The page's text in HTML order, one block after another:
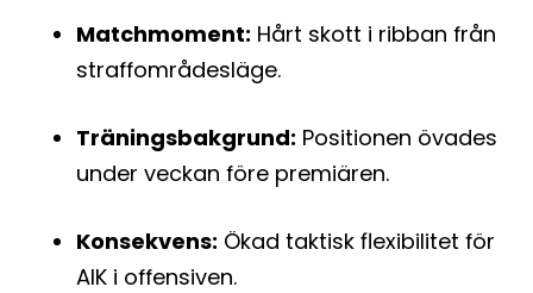
Matchmoment: Hårt skott i ribban från
straffområdesläge.
Träningsbakgrund: Positionen övades
under veckan före premiären.
Konsekvens: Ökad taktisk flexibilitet för
AIK i offensiven.